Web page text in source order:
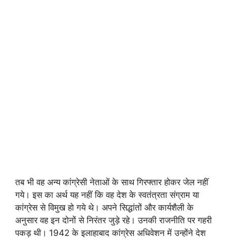
तब भी वह अन्य कांग्रेसी नेताओं के साथ गिरफ्तार होकर जेल नहीं
गये। इस का अर्थ यह नहीं कि वह देश के स्वतंत्रता संग्राम या
कांग्रेस से विमुख हो गये थे। अपने सिद्धांतों और कार्यशैली के
अनुसार वह इन दोनों से निरंतर जुड़े रहे। उनकी राजनीति पर गहरी
पकड़ थी। 1942 के इलाहाबाद कांग्रेस अधिवेशन में उन्होंने देश